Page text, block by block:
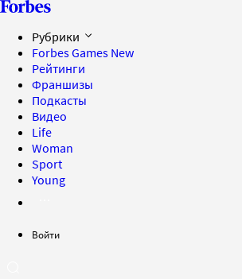
Рубрики
Forbes Games New
Рейтинги
Франшизы
Подкасты
Видео
Life
Woman
Sport
Young
Войти